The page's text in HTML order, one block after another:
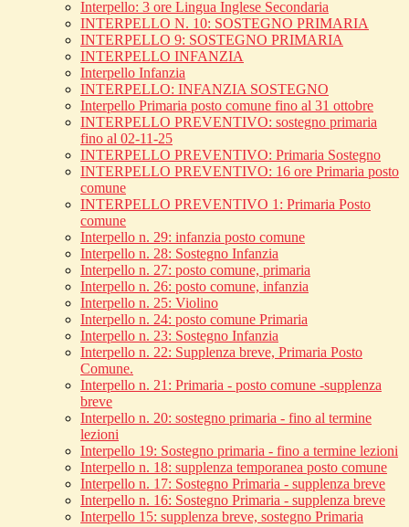
Interpello: 3 ore Lingua Inglese Secondaria
INTERPELLO N. 10: SOSTEGNO PRIMARIA
INTERPELLO 9: SOSTEGNO PRIMARIA
INTERPELLO INFANZIA
Interpello Infanzia
INTERPELLO: INFANZIA SOSTEGNO
Interpello Primaria posto comune fino al 31 ottobre
INTERPELLO PREVENTIVO: sostegno primaria
fino al 02-11-25
INTERPELLO PREVENTIVO: Primaria Sostegno
INTERPELLO PREVENTIVO: 16 ore Primaria posto
comune
INTERPELLO PREVENTIVO 1: Primaria Posto
comune
Interpello n. 29: infanzia posto comune
Interpello n. 28: Sostegno Infanzia
Interpello n. 27: posto comune, primaria
Interpello n. 26: posto comune, infanzia
Interpello n. 25: Violino
Interpello n. 24: posto comune Primaria
Interpello n. 23: Sostegno Infanzia
Interpello n. 22: Supplenza breve, Primaria Posto
Comune.
Interpello n. 21: Primaria - posto comune -supplenza
breve
Interpello n. 20: sostegno primaria - fino al termine
lezioni
Interpello 19: Sostegno primaria - fino a termine lezioni
Interpello n. 18: supplenza temporanea posto comune
Interpello n. 17: Sostegno Primaria - supplenza breve
Interpello n. 16: Sostegno Primaria - supplenza breve
Interpello 15: supplenza breve, sostegno Primaria